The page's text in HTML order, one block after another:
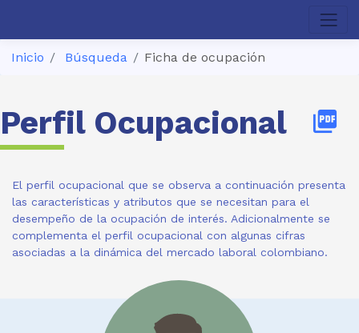
Inicio Búsqueda Ficha de ocupación
Perfil Ocupacional picture_as_pdf
El perfil ocupacional que se observa a continuación presenta
las características y atributos que se necesitan para el
desempeño de la ocupación de interés. Adicionalmente se
complementa el perfil ocupacional con algunas cifras
asociadas a la dinámica del mercado laboral colombiano.